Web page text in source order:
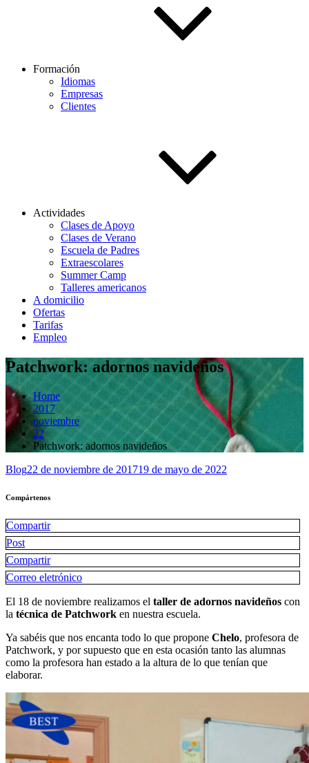
Formación
Idiomas
Empresas
Clientes
Actividades
Clases de Apoyo
Clases de Verano
Escuela de Padres
Extraescolares
Summer Camp
Talleres americanos
A domicilio
Ofertas
Tarifas
Empleo
Patchwork: adornos navideños
Home
2017
noviembre
22
Patchwork: adornos navideños
Blog22 de noviembre de 201719 de mayo de 2022
Compártenos
Compartir
Post
Compartir
Correo eletrónico
El 18 de noviembre realizamos el taller de adornos navideños con
la técnica de Patchwork en nuestra escuela.
Ya sabéis que nos encanta todo lo que propone Chelo, profesora de
Patchwork, y por supuesto que en esta ocasión tanto las alumnas
como la profesora han estado a la altura de lo que tenían que
elaborar.